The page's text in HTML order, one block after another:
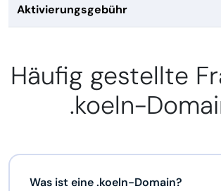
Aktivierungsgebühr
Häufig gestellte
.koeln-
Was ist eine .koeln-Domain?